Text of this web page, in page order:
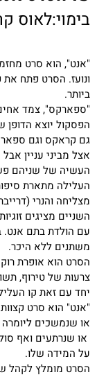
בימוי:לאוס קראקס
"אנט", הוא סרט
ביותר.
"ספארקס", צמד
הפסקול יוצא
גם קראקס וגם
אצל מביני עניין
העשיה של שניהם
העלילה מתארת
מצליחה והנרי
השניים מציגים
עם הולדת בתם אנט.
משתנים ללא היכר.
הסרט הוא אופרת
צרעות של טירוף,
יחד עם זאת קו
"אנט" הוא סרט
או שנמשכים
או שנרתעים ואף
על המידה שלו.
הסרט מומלץ לקהל